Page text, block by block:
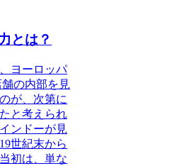
とは？
ヨーロッパ
の内部を見
が、次第に
と考えられ
ンドーが見
世紀末から
初は、単な